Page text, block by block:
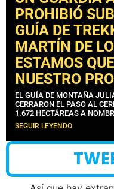
PROHIBIÓ
GUÍA DE
MARTÍN DE
ESTAMOS
NUESTRO
EL GUÍA DE MONTAÑA
CERRARON EL PASO AL
1.672 HECTÁREAS A
SEGUIR LEYENDO